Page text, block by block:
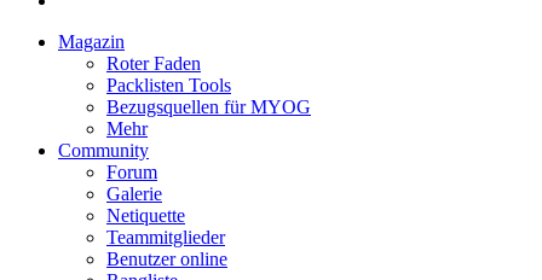
Magazin
Roter Faden
Packlisten Tools
Bezugsquellen für MYOG
Mehr
Community
Forum
Galerie
Netiquette
Teammitglieder
Benutzer online